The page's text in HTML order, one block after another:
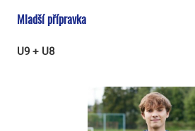
Mladší přípravka
U9 + U8